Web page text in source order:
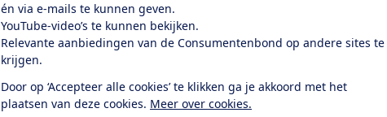
én via e-mails te kunnen geven.
YouTube-video’s te kunnen bekijken.
Relevante aanbiedingen van de Consumentenbond op andere sites te
krijgen.
Door op ‘Accepteer alle cookies’ te klikken ga je akkoord met het
plaatsen van deze cookies. Meer over cookies.